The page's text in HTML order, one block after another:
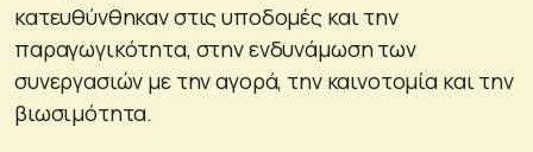
κατευθύνθηκαν στις υποδομές και την
παραγωγικότητα, στην ενδυνάμωση των
συνεργασιών με την αγορά, την καινοτομία και την
βιωσιμότητα.